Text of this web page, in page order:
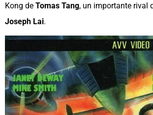
Kong de Tomas Tang, un importante rival
Joseph Lai.